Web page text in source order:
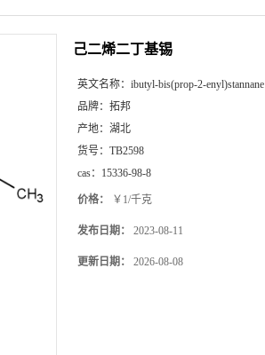
己二烯二丁基锡
英文名称： ibutyl-bis(prop-2-enyl)stannane
品牌： 拓邦
产地： 湖北
货号： TB2598
cas： 15336-98-8
价格： ￥1/千克
发布日期： 2023-08-11
更新日期： 2026-08-08